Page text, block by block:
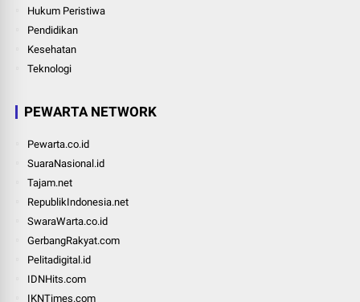
Hukum Peristiwa
Pendidikan
Kesehatan
Teknologi
PEWARTA NETWORK
Pewarta.co.id
SuaraNasional.id
Tajam.net
RepublikIndonesia.net
SwaraWarta.co.id
GerbangRakyat.com
Pelitadigital.id
IDNHits.com
IKNTimes.com